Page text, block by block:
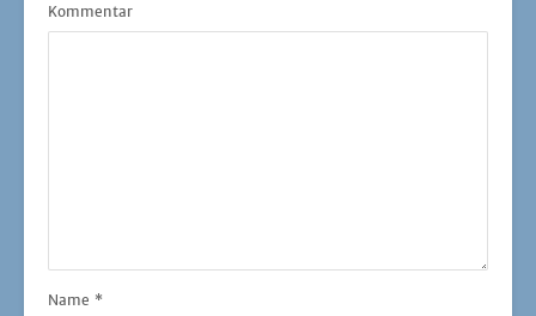
Kommentar
Name *